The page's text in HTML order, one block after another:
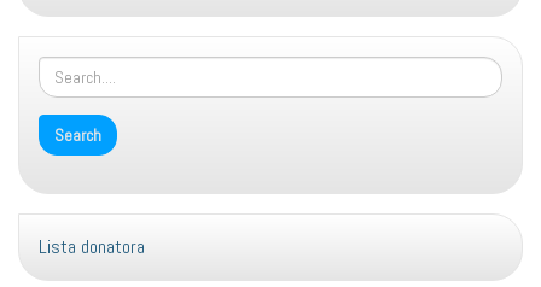
size.
size.
Lista donatora